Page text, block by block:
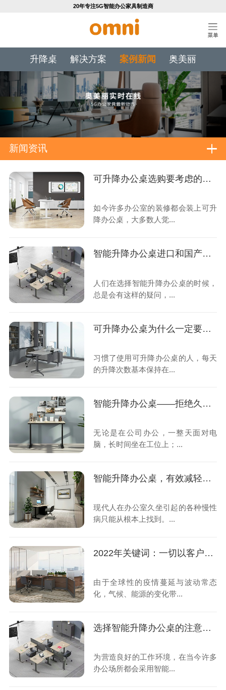
20年专注5G智能办公家具制造商
升降桌 解决方案 案例新闻 奥美丽
新闻资讯
可升降办公桌选购要考虑的几点因素
如今许多办公室的装修都会装上可升
降办公桌，大多数人觉...
智能升降办公桌进口和国产有怎样的区别？
人们在选择智能升降办公桌的时候，
总是会有这样的疑问，...
可升降办公桌为什么一定要选用电动的？
习惯了使用可升降办公桌的人，每天
的升降次数基本保持在...
智能升降办公桌——拒绝久坐体态变差
无论是在公司办公，一整天面对电
脑，长时间坐在工位上；...
智能升降办公桌，有效减轻久坐的危害
现代人在办公室久坐引起的各种慢性
病只能从根本上找到。...
2022年关键词：一切以客户为中心，创业和创新
由于全球性的疫情蔓延与波动常态
化，气候、能源的变化带...
选择智能升降办公桌的注意事项
为营造良好的工作环境，在当今许多
办公场所都会采用智能...